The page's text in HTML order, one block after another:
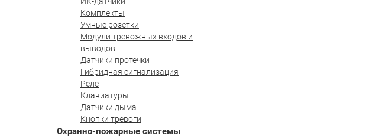
Комплекты
Умные розетки
Модули тревожных входов и
выводов
Датчики протечки
Гибридная сигнализация
Реле
Клавиатуры
Датчики дыма
Кнопки тревоги
Охранно-пожарные системы